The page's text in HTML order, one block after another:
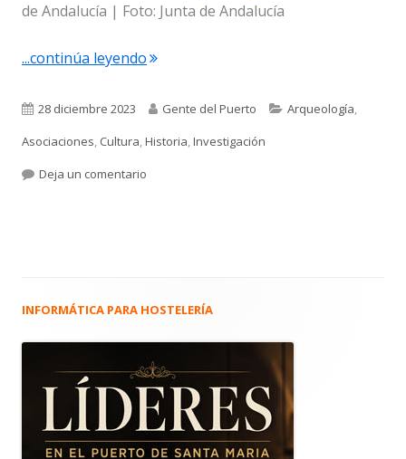
de Andalucía | Foto: Junta de Andalucía
...continúa leyendo"“Más oro que en el Banco de
Publicado
el
28 diciembre 2023 Autor
Gente del Puerto Categorías
Arqueología,
Asociaciones, Cultura,Historia,Investigación
Deja un comentario
Barra
principal
INFORMÁTICA PARA HOSTELERÍA